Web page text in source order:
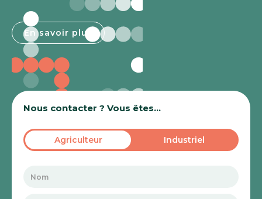
En savoir plus
En savoir plus
Nous contacter ? Vous êtes...
Agriculteur Industriel